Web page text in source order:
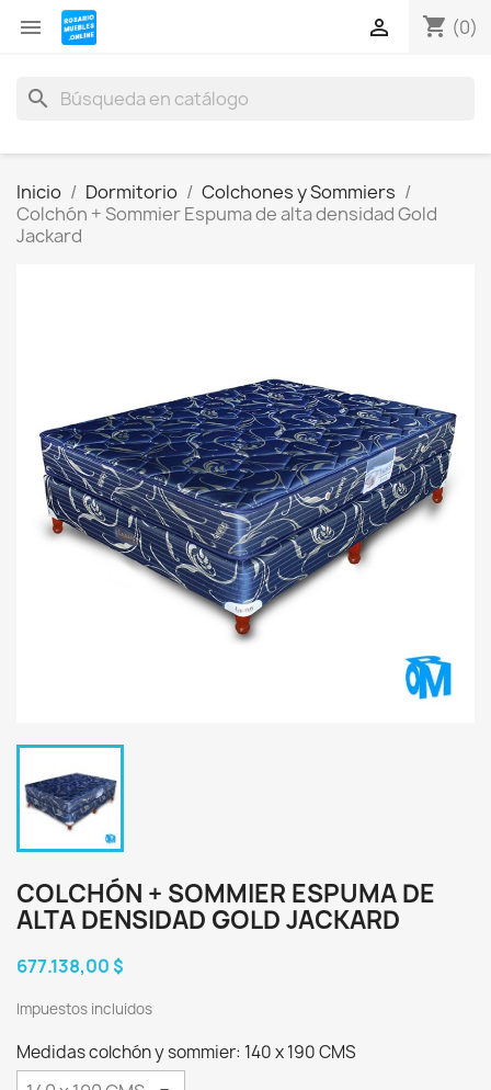
 shopping_cart (0)

search
Inicio Dormitorio
Colchones y Sommiers
Colchón + Sommier Espuma de alta densidad Gold
Jackard
COLCHÓN + SOMMIER ESPUMA DE
ALTA DENSIDAD GOLD JACKARD
677.138,00 $
Impuestos incluidos
Medidas colchón y sommier: 140 x 190 CMS